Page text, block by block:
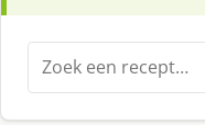
Zoeken
naar: